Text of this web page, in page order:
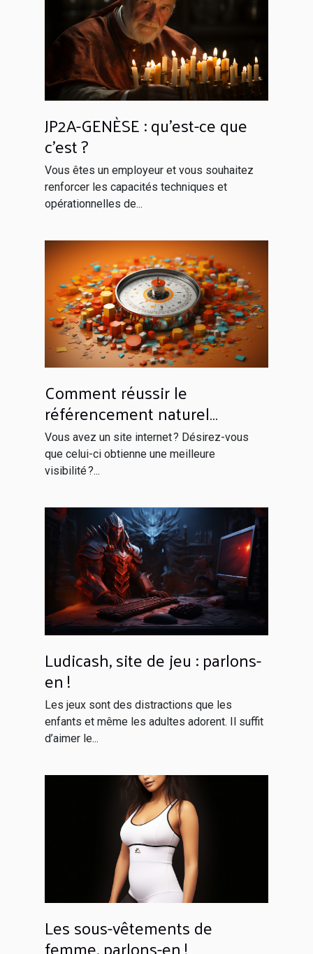
JP2A-GENÈSE : qu’est-ce que
c’est ?
Vous êtes un employeur et vous souhaitez
renforcer les capacités techniques et
opérationnelles de...
Comment réussir le
référencement naturel
efficacement ?
Vous avez un site internet ? Désirez-vous
que celui-ci obtienne une meilleure
visibilité ?...
Ludicash, site de jeu : parlons-
en !
Les jeux sont des distractions que les
enfants et même les adultes adorent. Il suffit
d’aimer le...
Les sous-vêtements de